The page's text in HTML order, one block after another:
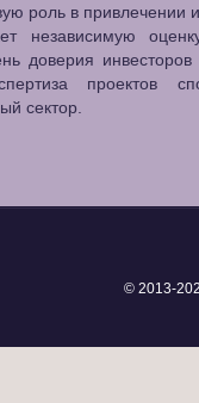
роль в привлечении
независимую
доверия инвесторов
проектов
сектор.
© 2013-